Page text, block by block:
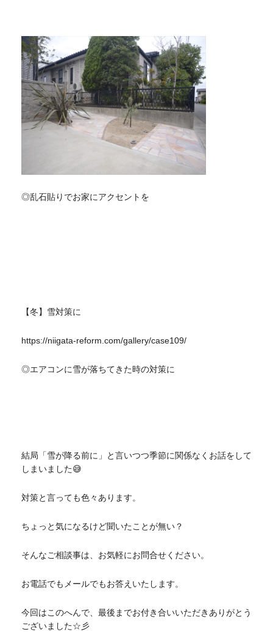
◎乱石貼りでお家にアクセントを
【冬】雪対策に
https://niigata-reform.com/gallery/case109/
◎エアコンに雪が落ちてきた時の対策に
結局「雪が降る前に」と言いつつ季節に関係なくお話をして
しまいました😅
対策と言っても色々あります。
ちょっと気になるけど聞いたことが無い？
そんなご相談事は、お気軽にお問合せください。
お電話でもメールでもお答えいたします。
今回はこのへんで、最後までお付き合いいただきありがとう
ございました☆彡